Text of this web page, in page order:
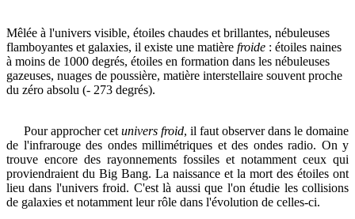
Mêlée à l'univers visible, étoiles chaudes et brillantes, nébuleuses
flamboyantes et galaxies, il existe une matière froide : étoiles naines
à moins de 1000 degrés, étoiles en formation dans les nébuleuses
gazeuses, nuages de poussière, matière interstellaire souvent proche
du zéro absolu (- 273 degrés).
Pour approcher cet univers froid, il faut observer dans le domaine
de l'infrarouge des ondes millimétriques et des ondes radio. On y
trouve encore des rayonnements fossiles et notamment ceux qui
proviendraient du Big Bang. La naissance et la mort des étoiles ont
lieu dans l'univers froid. C'est là aussi que l'on étudie les collisions
de galaxies et notamment leur rôle dans l'évolution de celles-ci.